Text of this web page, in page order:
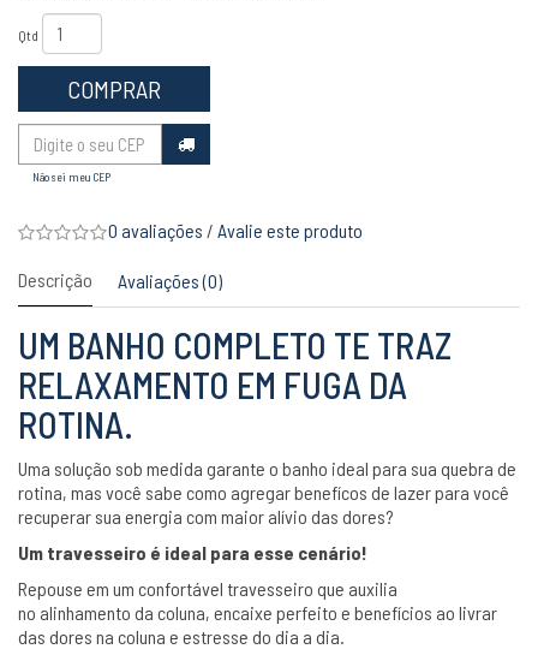
Qtd
COMPRAR
Não sei meu CEP
0 avaliações / Avalie este produto
Descrição Avaliações (0)
UM BANHO COMPLETO TE TRAZ
RELAXAMENTO EM FUGA DA
ROTINA.
Uma solução sob medida garante o banho ideal para sua quebra de
rotina, mas você sabe como agregar benefícos de lazer para você
recuperar sua energia com maior alívio das dores?
Um travesseiro é ideal para esse cenário!
Repouse em um confortável travesseiro que auxilia
no alinhamento da coluna, encaixe perfeito e benefícios ao livrar
das dores na coluna e estresse do dia a dia.